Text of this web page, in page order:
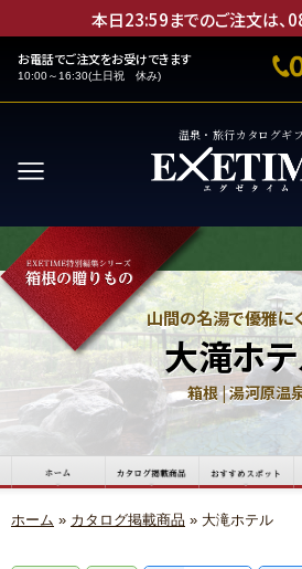
本日23:59までのご注文は、
お電話でご注文をお受けできます
10:00～16:30(土日祝 休み)
温泉・旅行カタログギ
山間の名湯で優雅に
大滝ホ
箱根 | 湯河原温
ホーム » カタログ掲載商品 » 大滝ホテル